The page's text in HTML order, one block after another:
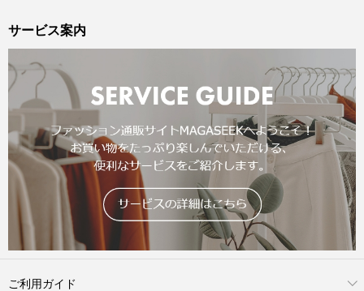
サービス案内
ご利用ガイド